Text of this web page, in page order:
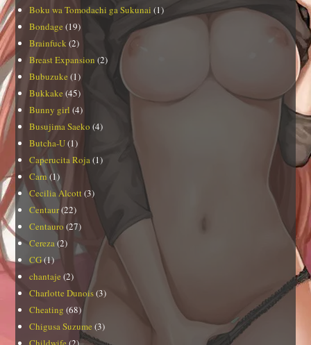
Boku wa Tomodachi ga Sukunai (1)
Bondage (19)
Brainfuck (2)
Breast Expansion (2)
Bubuzuke (1)
Bukkake (45)
Bunny girl (4)
Busujima Saeko (4)
Butcha-U(1)
Caperucita Roja(1)
Carn (1)
Cecilia Alcott(3)
Centaur(22)
Centauro (27)
Cereza(2)
CG(1)
chantaje (2)
Charlotte Dunois(3)
Cheating (68)
Chigusa Suzume (3)